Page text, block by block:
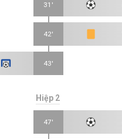
31'
42'
43'
Hiệp 2
47'